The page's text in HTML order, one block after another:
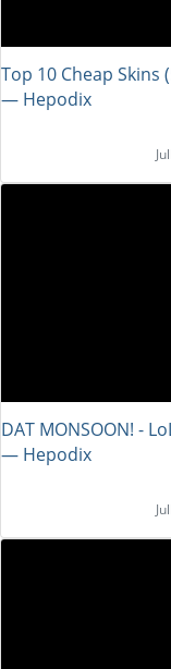
Top 10 Cheap Skins
― Hepodix
DAT MONSOON! -
― Hepodix